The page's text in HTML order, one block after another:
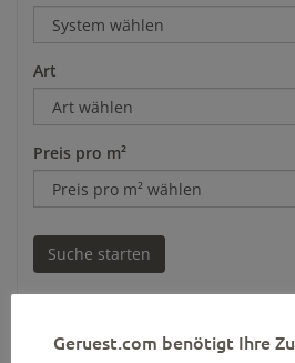
Art
Preis pro m²
Geruest.com benötigt Ihre